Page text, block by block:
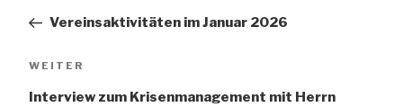
Vereinsaktivitäten im Januar 2026
Nächster
WEITER
Interview zum Krisenmanagement mit Herrn